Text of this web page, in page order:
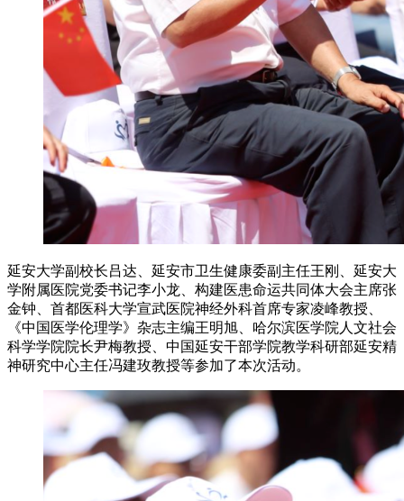
延安大学副校长吕达、延安市卫生健康委副主任王刚、延安大
学附属医院党委书记李小龙、构建医患命运共同体大会主席张
金钟、首都医科大学宣武医院神经外科首席专家凌峰教授、
《中国医学伦理学》杂志主编王明旭、哈尔滨医学院人文社会
科学学院院长尹梅教授、中国延安干部学院教学科研部延安精
神研究中心主任冯建玫教授等参加了本次活动。